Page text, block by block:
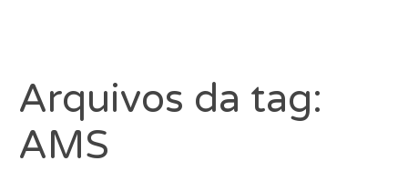
Arquivos da tag:
AMS